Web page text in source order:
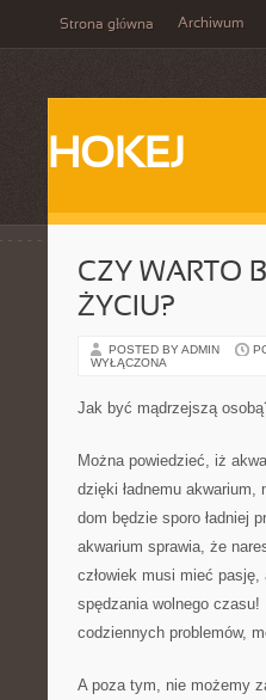
Strona główna Archiwum
HOKEJ
CZY WARTO
ŻYCIU?
POSTED BY ADMIN
WYŁĄCZONA
Jak być mądrzejszą
Można powiedzieć, iż
dzięki ładnemu
dom będzie sporo ładniej
akwarium sprawia, że
człowiek musi mieć
spędzania wolnego
codziennych problemów,
A poza tym, nie możemy